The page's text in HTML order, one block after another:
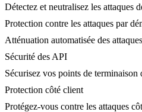
Détectez et neutralisez les attaques
Protection contre les attaques par
Atténuation automatisée des
Sécurité des API
Sécurisez vos points de terminaison
Protection côté client
Protégez-vous contre les attaques